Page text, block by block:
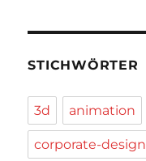
STICHWÖRTER
3d animation
corporate-design